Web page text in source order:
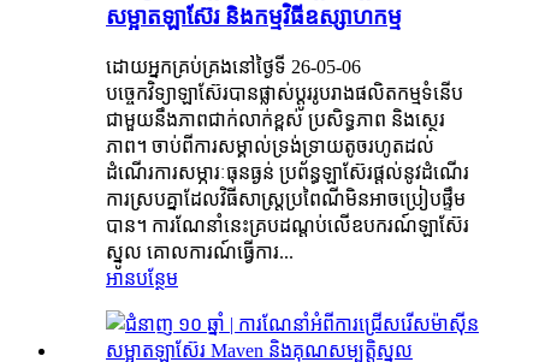
សម្អាតឡាស៊ែរ និងកម្មវិធីឧស្សាហកម្ម
ដោយអ្នកគ្រប់គ្រងនៅថ្ងៃទី 26-05-06
បច្ចេកវិទ្យាឡាស៊ែរបានផ្លាស់ប្តូររូបរាងផលិតកម្មទំនើប
ជាមួយនឹងភាពជាក់លាក់ខ្ពស់ ប្រសិទ្ធភាព និងស្ថេរ
ភាព។ ចាប់ពីការសម្គាល់ទ្រង់ទ្រាយតូចរហូតដល់
ដំណើរការសម្ភារៈធុនធ្ងន់ ប្រព័ន្ធឡាស៊ែរផ្តល់នូវដំណើរ
ការស្របគ្នាដែលវិធីសាស្ត្រប្រពៃណីមិនអាចប្រៀបផ្ទឹម
បាន។ ការណែនាំនេះគ្របដណ្តប់លើឧបករណ៍ឡាស៊ែរ
ស្នូល គោលការណ៍ធ្វើការ...
អានបន្ថែម